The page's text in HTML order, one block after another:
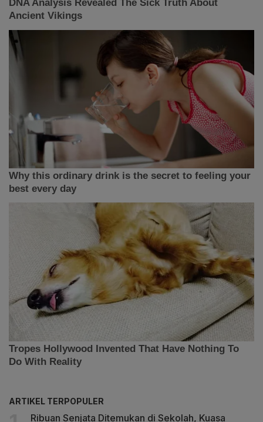
ARTIKEL TERPOPULER
Ribuan Senjata Ditemukan di Sekolah, Kuasa